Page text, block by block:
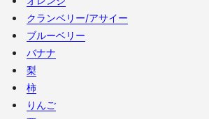
クランベリー/アサイー
ブルーベリー
バナナ
梨
柿
りんご